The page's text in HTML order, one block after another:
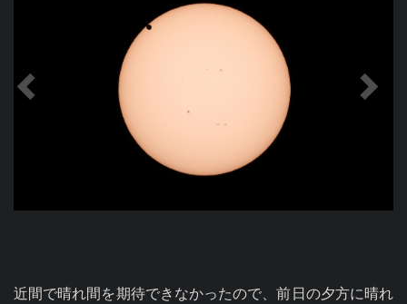
近間で晴れ間を期待できなかったので、前日の夕方に晴れ